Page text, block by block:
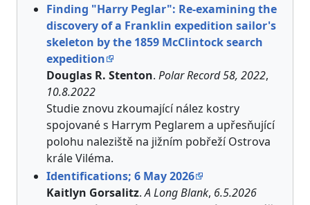
Finding "Harry Peglar": Re-examining the
discovery of a Franklin expedition sailor's
skeleton by the 1859 McClintock search
expedition
Douglas R. Stenton. Polar Record 58, 2022,
10.8.2022
Studie znovu zkoumající nález kostry
spojované s Harrym Peglarem a upřesňující
polohu naleziště na jižním pobřeží Ostrova
krále Viléma.
Identifications; 6 May 2026
Kaitlyn Gorsalitz.A Long Blank, 6.5.2026